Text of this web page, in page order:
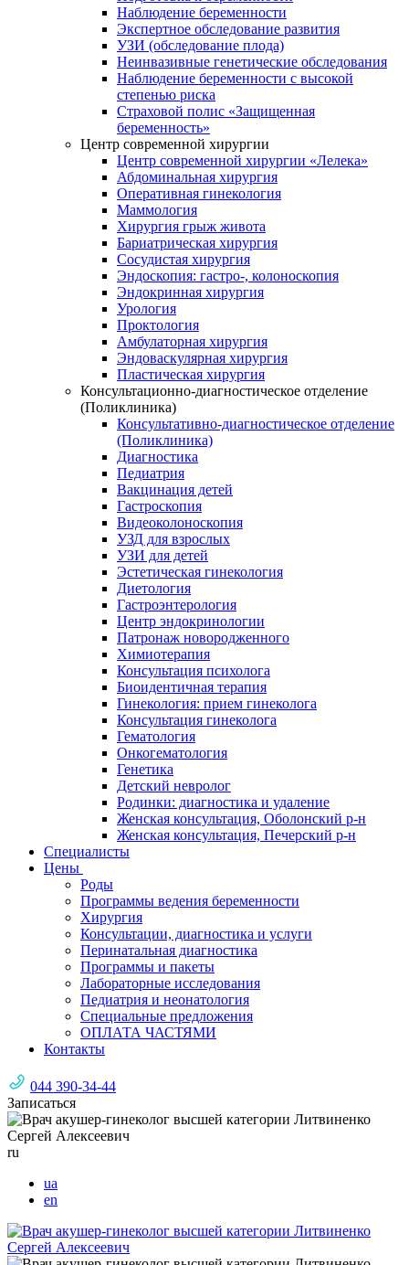
Наблюдение беременности
Экспертное обследование развития
УЗИ (обследование плода)
Неинвазивные генетические обследования
Наблюдение беременности с высокой
степенью риска
Страховой полис «Защищенная
беременность»
Центр современной хирургии
Центр современной хирургии «Лелека»
Абдоминальная хирургия
Оперативная гинекология
Маммология
Хирургия грыж живота
Бариатрическая хирургия
Сосудистая хирургия
Эндоскопия: гастро-, колоноскопия
Эндокринная хирургия
Урология
Проктология
Амбулаторная хирургия
Эндоваскулярная хирургия
Пластическая хирургия
Консультационно-диагностическое отделение
(Поликлиника)
Консультативно-диагностическое отделение
(Поликлиника)
Диагностика
Педиатрия
Вакцинация детей
Гастроскопия
Видеоколоноскопия
УЗД для взрослых
УЗИ для детей
Эстетическая гинекология
Диетология
Гастроэнтерология
Центр эндокринологии
Патронаж новородженного
Химиотерапия
Консультация психолога
Биоидентичная терапия
Гинекология: прием гинеколога
Консультация гинеколога
Гематология
Онкогематология
Генетика
Детский невролог
Родинки: диагностика и удаление
Женская консультация, Оболонский р-н
Женская консультация, Печерский р-н
Специалисты
Цены
Роды
Программы ведения беременности
Хирургия
Консультации, диагностика и услуги
Перинатальная диагностика
Программы и пакеты
Лабораторные исследования
Педиатрия и неонатология
Специальные предложения
ОПЛАТА ЧАСТЯМИ
Контакты
044 390-34-44
Записаться
ru
ua
en